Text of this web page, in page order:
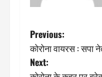
P
o
Previous:
कोरोना वायरस : सपा
Next: